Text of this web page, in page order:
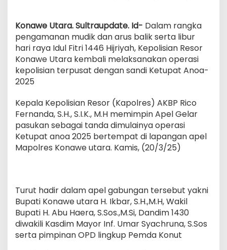
Konawe Utara. Sultraupdate. Id- Dalam rangka
pengamanan mudik dan arus balik serta libur
hari raya Idul Fitri 1446 Hijriyah, Kepolisian Resor
Konawe Utara kembali melaksanakan operasi
kepolisian terpusat dengan sandi Ketupat Anoa-
2025
Kepala Kepolisian Resor (Kapolres) AKBP Rico
Fernanda, S.H., S.I.K., M.H memimpin Apel Gelar
pasukan sebagai tanda dimulainya operasi
Ketupat anoa 2025 bertempat di lapangan apel
Mapolres Konawe utara. Kamis, (20/3/25)
Turut hadir dalam apel gabungan tersebut yakni
Bupati Konawe utara H. Ikbar, S.H.,M.H, Wakil
Bupati H. Abu Haera, S.Sos.,M.Si, Dandim 1430
diwakili Kasdim Mayor Inf. Umar Syachruna, S.Sos
serta pimpinan OPD lingkup Pemda Konut